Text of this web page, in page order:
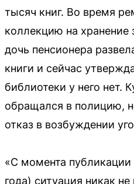
тысяч книг. Во время
коллекцию на хранение
дочь пенсионера
книги и сейчас
библиотеки у него нет.
обращался в полицию,
отказ в возбуждении
«С момента
года) ситуация никак